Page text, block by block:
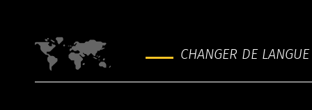
CHANGER DE LANGUE